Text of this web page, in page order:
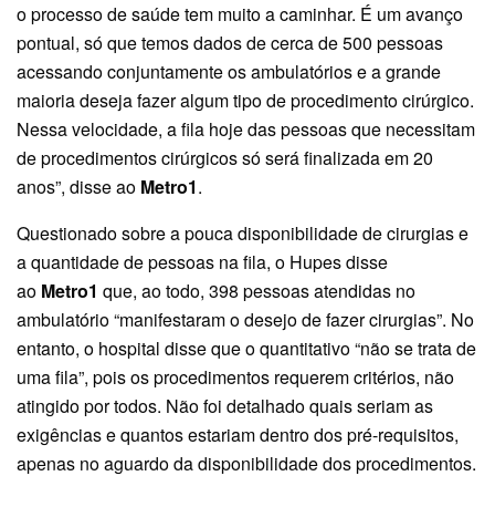
o processo de saúde tem muito a caminhar. É um avanço
pontual, só que temos dados de cerca de 500 pessoas
acessando conjuntamente os ambulatórios e a grande
maioria deseja fazer algum tipo de procedimento cirúrgico.
Nessa velocidade, a fila hoje das pessoas que necessitam
de procedimentos cirúrgicos só será finalizada em 20
anos”, disse ao Metro1.
Questionado sobre a pouca disponibilidade de cirurgias e
a quantidade de pessoas na fila, o Hupes disse
ao Metro1 que, ao todo, 398 pessoas atendidas no
ambulatório “manifestaram o desejo de fazer cirurgias”. No
entanto, o hospital disse que o quantitativo “não se trata de
uma fila”, pois os procedimentos requerem critérios, não
atingido por todos. Não foi detalhado quais seriam as
exigências e quantos estariam dentro dos pré-requisitos,
apenas no aguardo da disponibilidade dos procedimentos.